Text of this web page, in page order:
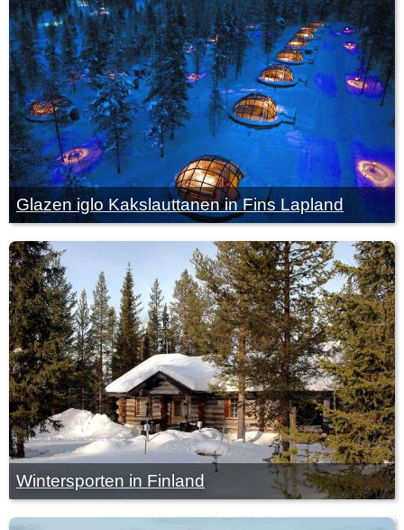
Glazen iglo Kakslauttanen in Fins Lapland
Wintersporten in Finland